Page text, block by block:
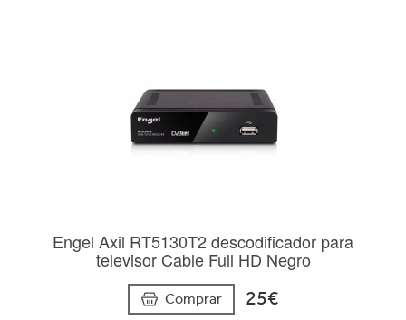
Engel Axil RT5130T2 descodificador para
televisor Cable Full HD Negro
Comprar 25€